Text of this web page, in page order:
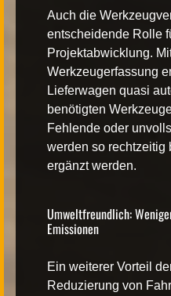
Auch die
entscheidende Rolle
Projektabwicklung.
Werkzeugerfassung
Lieferwagen quasi
benötigten
Fehlende oder
werden so rechtzeitig
ergänzt werden.
Umweltfreundlich:
Emissionen
Ein weiterer Vorteil
Reduzierung von